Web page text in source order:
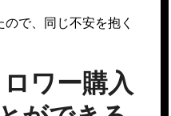
で、同じ不安を抱く
ワー購入